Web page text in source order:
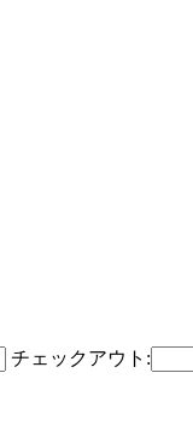
チェックアウト: